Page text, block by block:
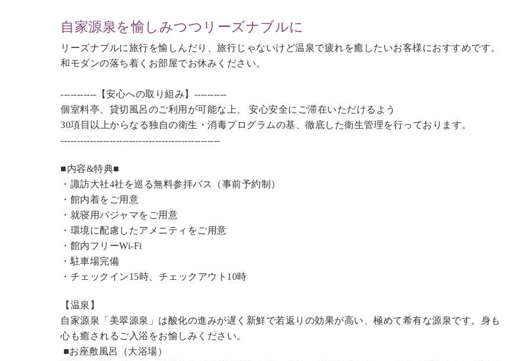
自家源泉を愉しみつつリーズナブルに
リーズナブルに旅行を愉しんだり、旅行じゃないけど温泉で疲れを癒したいお客様におすすめです。
和モダンの落ち着くお部屋でお休みください。
-----------【安心への取り組み】----------
個室料亭、貸切風呂のご利用が可能な上、 安心安全にご滞在いただけるよう
30項目以上からなる独自の衛生・消毒プログラムの基、徹底した衛生管理を行っております。
-------------------------------------------------
■内容&特典■
・諏訪大社4社を巡る無料参拝バス（事前予約制）
・館内着をご用意
・就寝用パジャマをご用意
・環境に配慮したアメニティをご用意
・館内フリーWi-Fi
・駐車場完備
・チェックイン15時、チェックアウト10時
【温泉】
自家源泉「美翠源泉」は酸化の進みが遅く新鮮で若返りの効果が高い、極めて希有な源泉です。身も
心も癒されるご入浴をお愉しみください。
■お座敷風呂（大浴場）